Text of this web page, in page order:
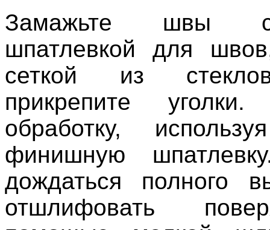
Замажьте швы
шпатлевкой для
сеткой из
прикрепите
обработку,
финишную
дождаться полного
отшлифовать